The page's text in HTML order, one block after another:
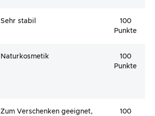
Sehr stabil
100
Punkte
Naturkosmetik
100
Punkte
Zum Verschenken geeignet,
100